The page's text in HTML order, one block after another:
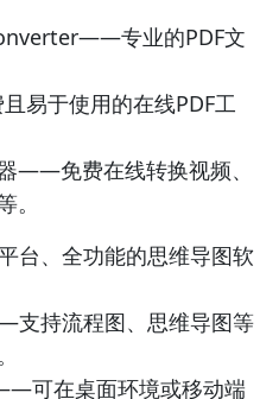
专业的PDF文
易于使用的在线PDF工
——免费在线转换视频、
、全功能的思维导图软
持流程图、思维导图等
可在桌面环境或移动端